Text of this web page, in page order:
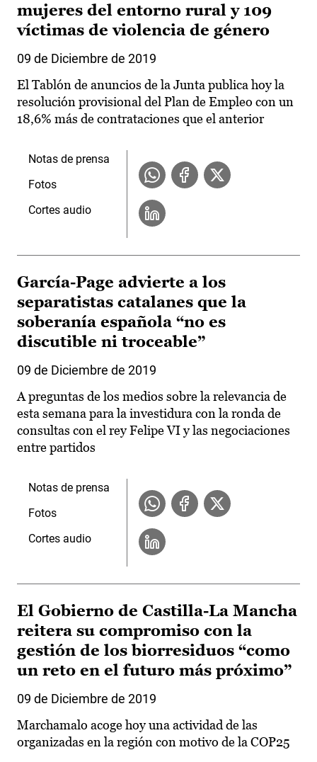
mujeres del entorno rural y 109
víctimas de violencia de género
09 de Diciembre de 2019
El Tablón de anuncios de la Junta publica hoy la
resolución provisional del Plan de Empleo con un
18,6% más de contrataciones que el anterior
Notas de prensa
Fotos
Cortes audio
García-Page advierte a los
separatistas catalanes que la
soberanía española “no es
discutible ni troceable”
09 de Diciembre de 2019
A preguntas de los medios sobre la relevancia de
esta semana para la investidura con la ronda de
consultas con el rey Felipe VI y las negociaciones
entre partidos
Notas de prensa
Fotos
Cortes audio
El Gobierno de Castilla-La Mancha
reitera su compromiso con la
gestión de los biorresiduos “como
un reto en el futuro más próximo”
09 de Diciembre de 2019
Marchamalo acoge hoy una actividad de las
organizadas en la región con motivo de la COP25